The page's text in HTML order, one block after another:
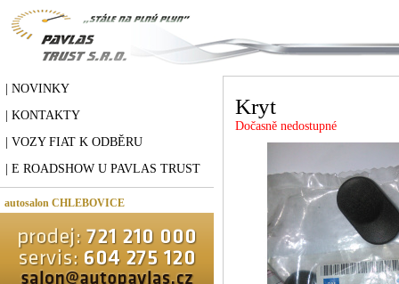
| NOVINKY
| KONTAKTY
| VOZY FIAT K ODBĚRU
| E ROADSHOW U PAVLAS TRUST
autosalon CHLEBOVICE
Kryt
Dočasně nedostupné